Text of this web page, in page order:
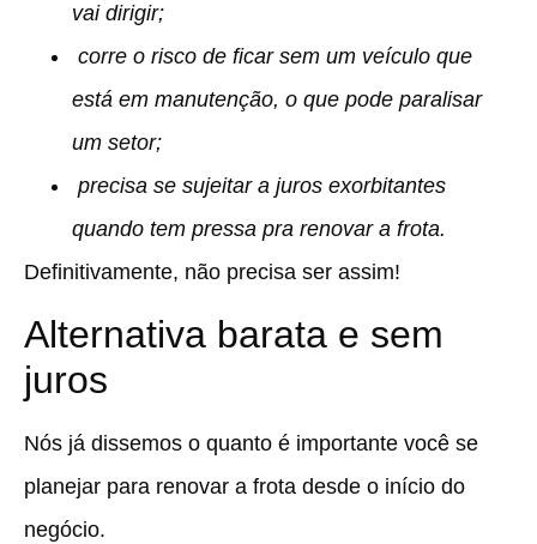
vai dirigir;
corre o risco de ficar sem um veículo que
está em manutenção, o que pode paralisar
um setor;
precisa se sujeitar a juros exorbitantes
quando tem pressa pra renovar a frota.
Definitivamente, não precisa ser assim!
Alternativa barata e sem
juros
Nós já dissemos o quanto é importante você se
planejar para renovar a frota desde o início do
negócio.